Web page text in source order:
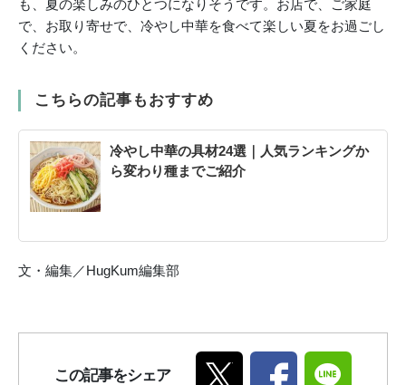
も、夏の楽しみのひとつになりそうです。お店で、ご家庭
で、お取り寄せで、冷やし中華を食べて楽しい夏をお過ごし
ください。
こちらの記事もおすすめ
冷やし中華の具材24選｜人気ランキングか
ら変わり種までご紹介
文・編集／HugKum編集部
この記事をシェア